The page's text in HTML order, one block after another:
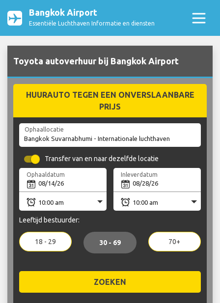
Bangkok Airport
Essentiële Luchthaven Informatie en diensten
Toyota autoverhuur bij Bangkok Airport
HUURAUTO TEGEN EEN ONVERSLAANBARE
PRIJS
Ophaallocatie
Transfer van en naar dezelfde locatie
Ophaaldatum Inleverdatum
Leeftijd bestuurder:
18 - 29 30 - 69 70+
ZOEKEN